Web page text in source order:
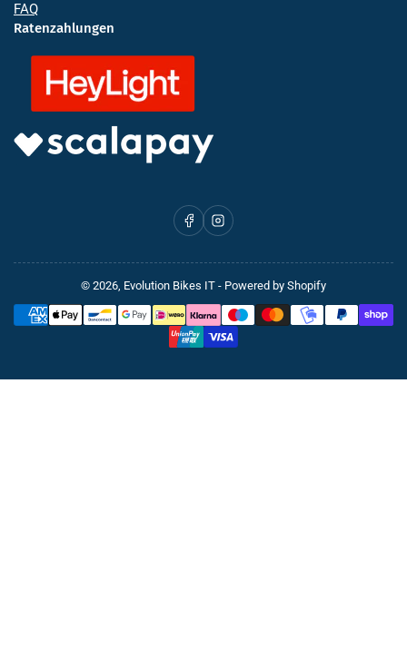
FAQ
Ratenzahlungen
FacebookInstagram
© 2026, Evolution Bikes IT - Powered by Shopify
Zahlungsmethoden